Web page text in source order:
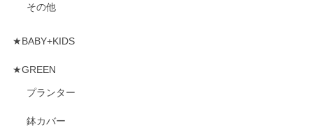
その他
★BABY+KIDS
★GREEN
プランター
鉢カバー